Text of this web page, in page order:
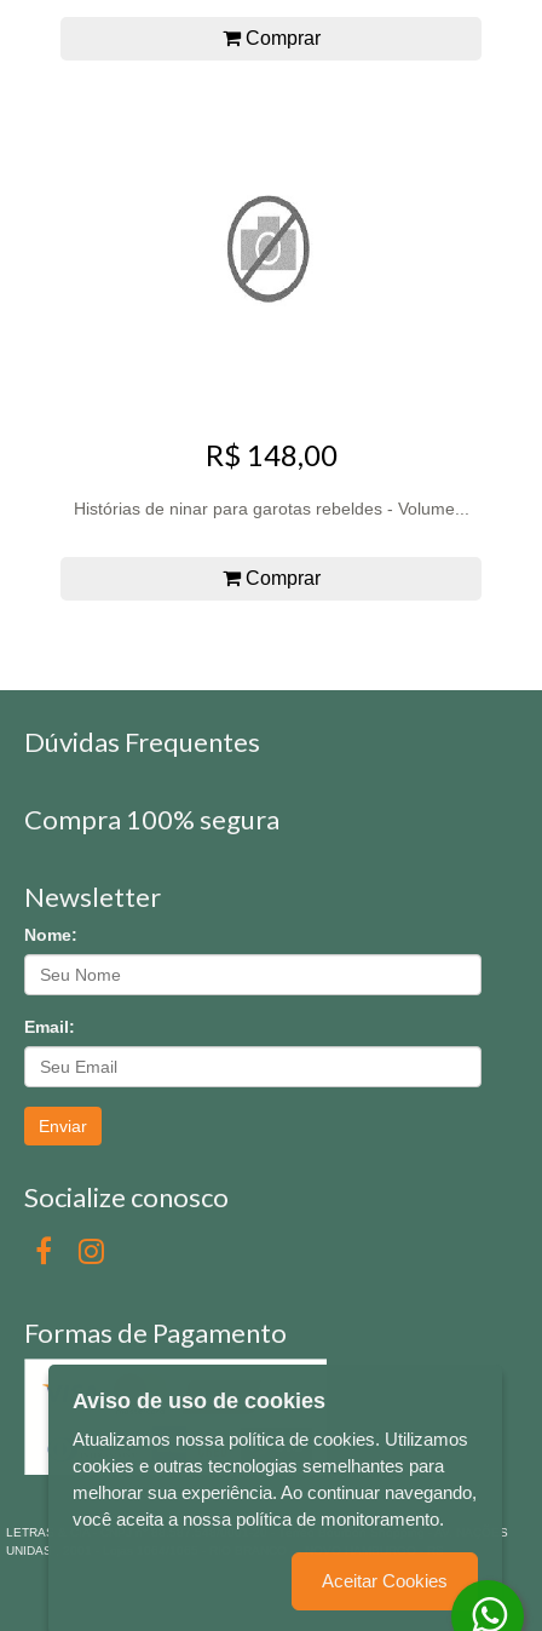
Comprar
R$ 148,00
Histórias de ninar para garotas rebeldes - Volume...
Comprar
Dúvidas Frequentes
Compra 100% segura
Newsletter
Nome:
Email:
Enviar
Socialize conosco
Formas de Pagamento
LETRAS & CIA - CNPJ n° 88.587.548/0001-20 - Térreo Bourbon Shopping - AV. NAÇÕES
UNIDAS , 2001 - Lojas 1064/1065 - RIO BRANCO - - NOVO HAMBURGO - RS
Aviso de uso de cookies
Atualizamos nossa política de cookies. Utilizamos
cookies e outras tecnologias semelhantes para
melhorar sua experiência. Ao continuar navegando,
você aceita a nossa política de monitoramento.
Aceitar Cookies